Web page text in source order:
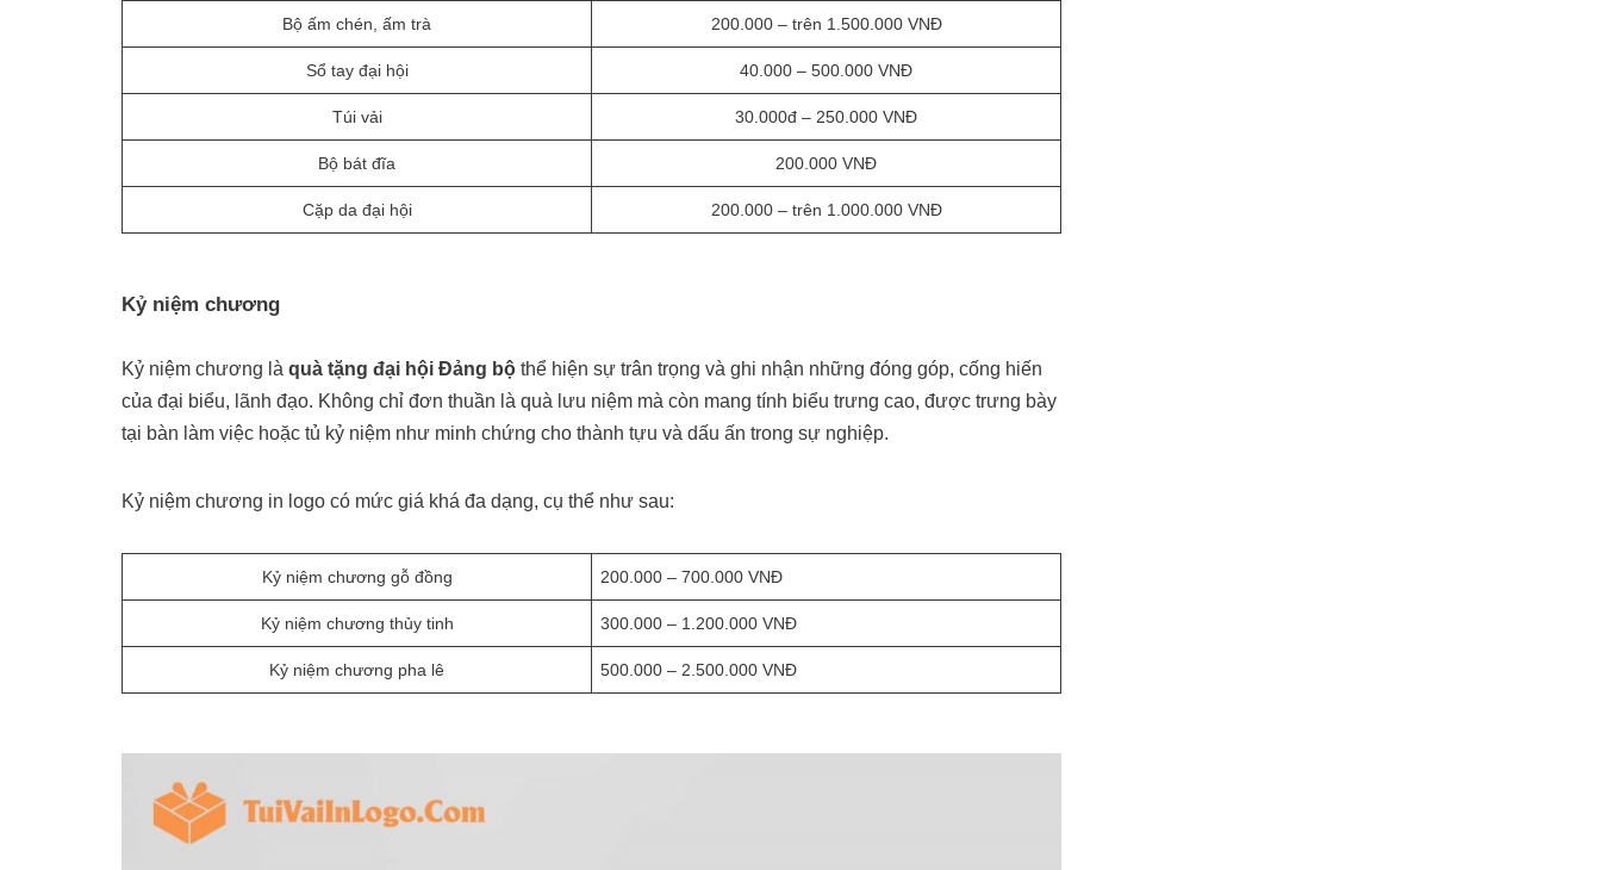
Bộ ấm chén, ấm trà 200.000 – trên 1.500.000 VNĐ
Sổ tay đại hội 40.000 – 500.000 VNĐ
Túi vải 30.000đ – 250.000 VNĐ
Bộ bát đĩa 200.000 VNĐ
Cặp da đại hội 200.000 – trên 1.000.000 VNĐ
Kỷ niệm chương
Kỷ niệm chương là quà tặng đại hội Đảng bộ thể hiện sự trân trọng và ghi nhận những đóng góp, cống hiến
của đại biểu, lãnh đạo. Không chỉ đơn thuần là quà lưu niệm mà còn mang tính biểu trưng cao, được trưng bày
tại bàn làm việc hoặc tủ kỷ niệm như minh chứng cho thành tựu và dấu ấn trong sự nghiệp.
Kỷ niệm chương in logo có mức giá khá đa dạng, cụ thể như sau:
Kỷ niệm chương gỗ đồng 200.000 – 700.000 VNĐ
Kỷ niệm chương thủy tinh 300.000 – 1.200.000 VNĐ
Kỷ niệm chương pha lê 500.000 – 2.500.000 VNĐ